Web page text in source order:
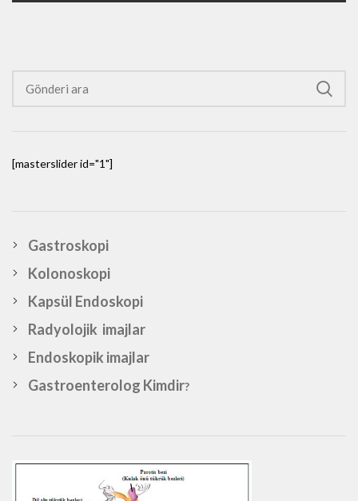
[masterslider id="1"]
Gastroskopi
Kolonoskopi
Kapsül Endoskopi
Radyolojik imajlar
Endoskopik imajlar
Gastroenterolog Kimdir?